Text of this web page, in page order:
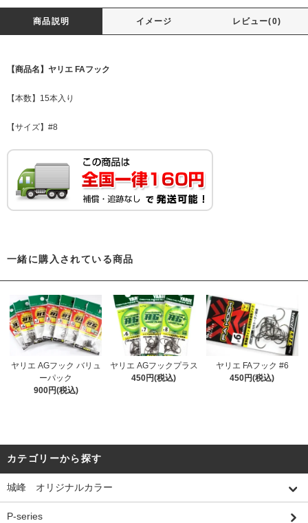
商品説明 イメージ レビュー(0)
【商品名】ヤリエ FAフック
【本数】15本入り
【サイズ】#8
一緒に購入されている商品
ヤリエ AGフック バリュ
ーパック
900円(税込)
ヤリエ AGフックプラス
450円(税込)
ヤリエ FAフック #6
450円(税込)
カテゴリーから探す
城峰 オリジナルカラー
P-series